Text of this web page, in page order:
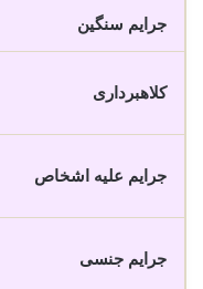
جرایم سنگین
کلاهبرداری
جرایم علیه اشخاص
جرایم جنسی